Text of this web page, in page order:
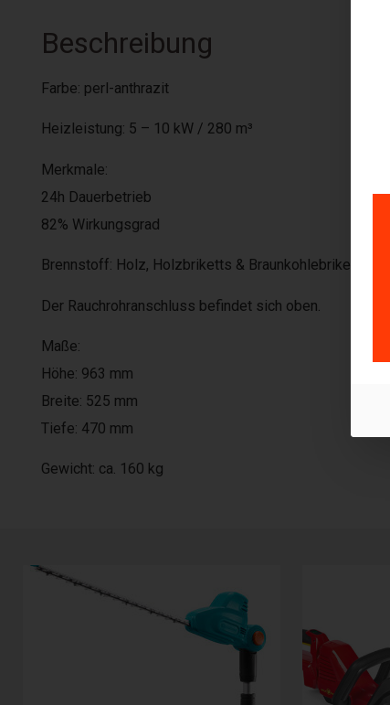
Beschreibung
Farbe: perl-anthrazit
Heizleistung: 5 – 10 kW / 280 m³
Merkmale:
24h Dauerbetrieb
82% Wirkungsgrad
Brennstoff: Holz, Holzbriketts & Braunkohlebriketts
Der Rauchrohranschluss befindet sich oben.
Maße:
Höhe: 963 mm
Breite: 525 mm
Tiefe: 470 mm
Gewicht: ca. 160 kg